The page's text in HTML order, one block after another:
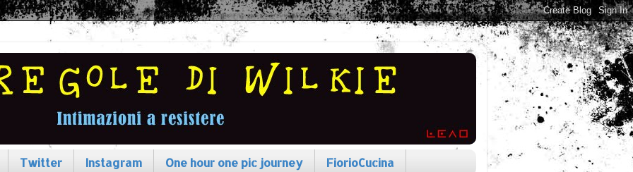
Twitter Instagram One hour one pic journey FiorioCucina